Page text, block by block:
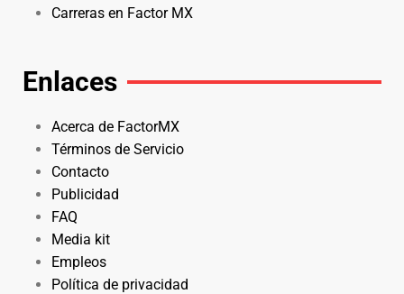
Carreras en Factor MX
Enlaces
Acerca de FactorMX
Términos de Servicio
Contacto
Publicidad
FAQ
Media kit
Empleos
Política de privacidad